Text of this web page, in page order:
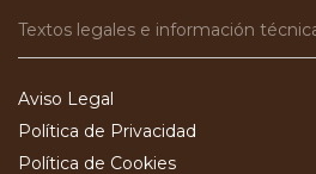
Textos legales e información
Aviso Legal
Política de Privacidad
Política de Cookies